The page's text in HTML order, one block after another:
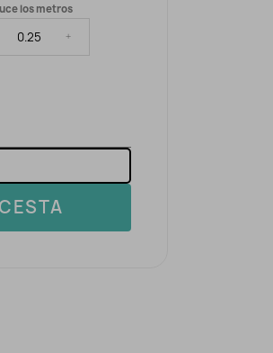
los metros
+